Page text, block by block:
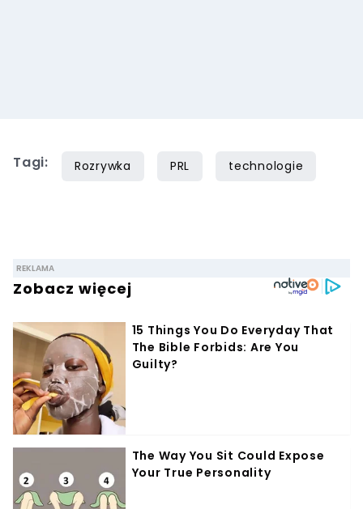
Tagi: Rozrywka PRL technologie